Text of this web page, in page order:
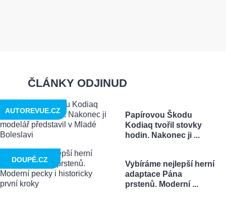
ČLÁNKY ODJINUD
Papírovou Škodu
Kodiaq tvořil stovky
hodin. Nakonec ji ...
AUTOREVUE.CZ
Vybíráme nejlepší herní
adaptace Pána
prstenů. Moderní ...
DOUPĚ.CZ